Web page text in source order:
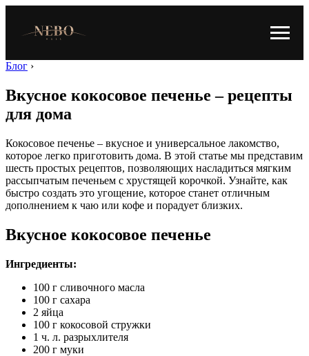
Блог ›
Вкусное кокосовое печенье – рецепты
для дома
Кокосовое печенье – вкусное и универсальное лакомство,
которое легко приготовить дома. В этой статье мы представим
шесть простых рецептов, позволяющих насладиться мягким
рассыпчатым печеньем с хрустящей корочкой. Узнайте, как
быстро создать это угощение, которое станет отличным
дополнением к чаю или кофе и порадует близких.
Вкусное кокосовое печенье
Ингредиенты:
100 г сливочного масла
100 г сахара
2 яйца
100 г кокосовой стружки
1 ч. л. разрыхлителя
200 г муки